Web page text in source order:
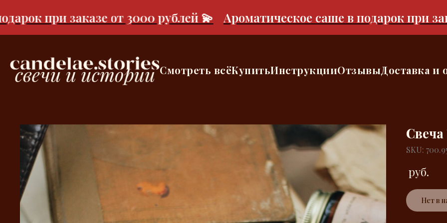
при заказе от 3000 рублей 💫 Ароматическое саше в подарок при
Смотреть всёКупитьИнструкцииОтзывыДоставка и
SKU:
руб.
Нет в